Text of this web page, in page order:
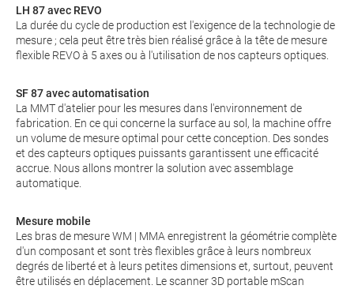
LH 87 avec REVO
La durée du cycle de production est l'exigence de la technologie de
mesure ; cela peut être très bien réalisé grâce à la tête de mesure
flexible REVO à 5 axes ou à l'utilisation de nos capteurs optiques.
SF 87 avec automatisation
La MMT d'atelier pour les mesures dans l'environnement de
fabrication. En ce qui concerne la surface au sol, la machine offre
un volume de mesure optimal pour cette conception. Des sondes
et des capteurs optiques puissants garantissent une efficacité
accrue. Nous allons montrer la solution avec assemblage
automatique.
Mesure mobile
Les bras de mesure WM | MMA enregistrent la géométrie complète
d'un composant et sont très flexibles grâce à leurs nombreux
degrés de liberté et à leurs petites dimensions et, surtout, peuvent
être utilisés en déplacement. Le scanner 3D portable mScan